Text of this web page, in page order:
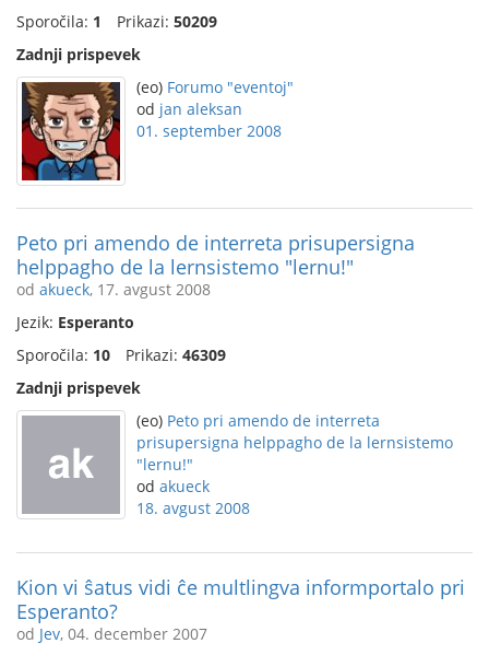
Sporočila: 1 Prikazi: 50209
Zadnji prispevek
(eo) Forumo "eventoj"
od jan aleksan
01. september 2008
Peto pri amendo de interreta prisupersigna
helppagho de la lernsistemo "lernu!"
od akueck, 17. avgust 2008
Jezik: Esperanto
Sporočila: 10 Prikazi: 46309
Zadnji prispevek
(eo) Peto pri amendo de interreta
prisupersigna helppagho de la lernsistemo
"lernu!"
od akueck
18. avgust 2008
Kion vi ŝatus vidi ĉe multlingva informportalo pri
Esperanto?
od Jev, 04. december 2007